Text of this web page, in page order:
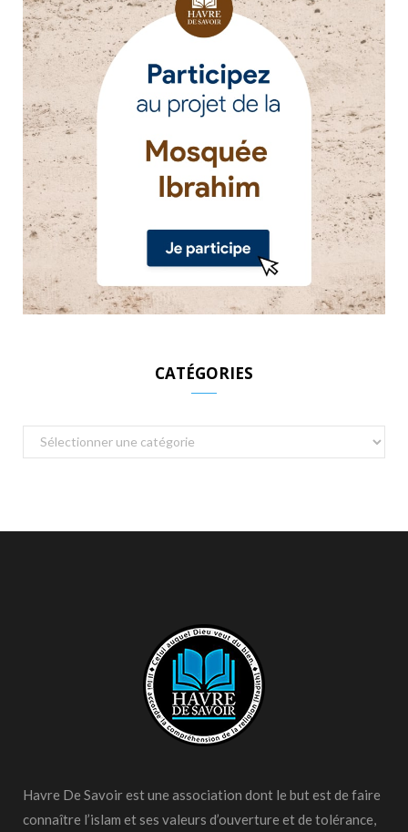
CATÉGORIES
Catégories
Havre De Savoir est une association dont le but est de faire
connaître l’islam et ses valeurs d’ouverture et de tolérance,